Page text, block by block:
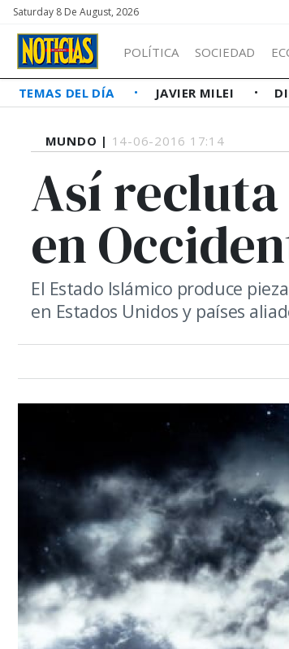
Saturday 8 De August, 2026
POLÍTICA SOCIEDAD
TEMAS DEL DÍA JAVIER MILEI
MUNDO | 14-06-2016 17:14
Así
en
El Estado Islámico produce
en Estados Unidos y países